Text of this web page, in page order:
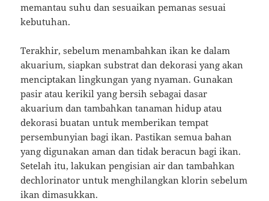
memantau suhu dan sesuaikan pemanas sesuai
kebutuhan.
Terakhir, sebelum menambahkan ikan ke dalam
akuarium, siapkan substrat dan dekorasi yang akan
menciptakan lingkungan yang nyaman. Gunakan
pasir atau kerikil yang bersih sebagai dasar
akuarium dan tambahkan tanaman hidup atau
dekorasi buatan untuk memberikan tempat
persembunyian bagi ikan. Pastikan semua bahan
yang digunakan aman dan tidak beracun bagi ikan.
Setelah itu, lakukan pengisian air dan tambahkan
dechlorinator untuk menghilangkan klorin sebelum
ikan dimasukkan.